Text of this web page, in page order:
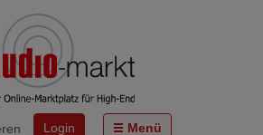
Login Menü